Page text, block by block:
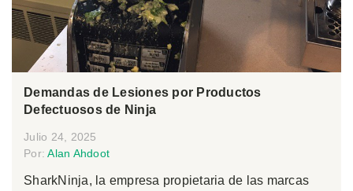
Demandas de Lesiones por Productos
Defectuosos de Ninja
Julio 24, 2025
Por:Alan Ahdoot
SharkNinja, la empresa propietaria de las marcas